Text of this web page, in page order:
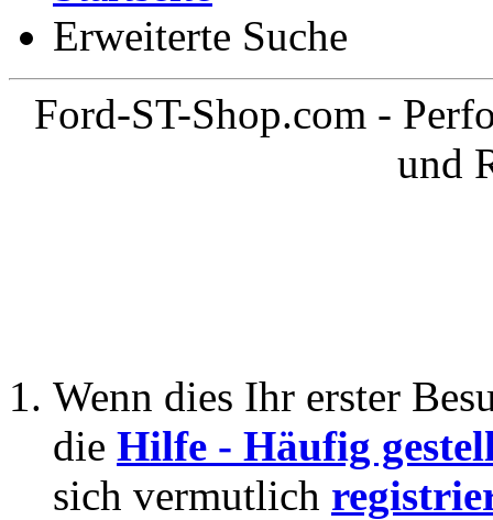
Erweiterte Suche
Ford-ST-Shop.com -
und
Wenn dies Ihr erster
die Hilfe - Häufig
sich vermutlich